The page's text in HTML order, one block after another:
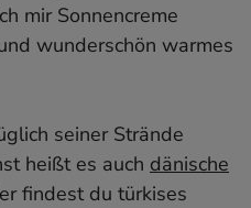
mir Sonnencreme
wunderschön warmes
seiner Strände
heißt es auch dänische
findest du türkises